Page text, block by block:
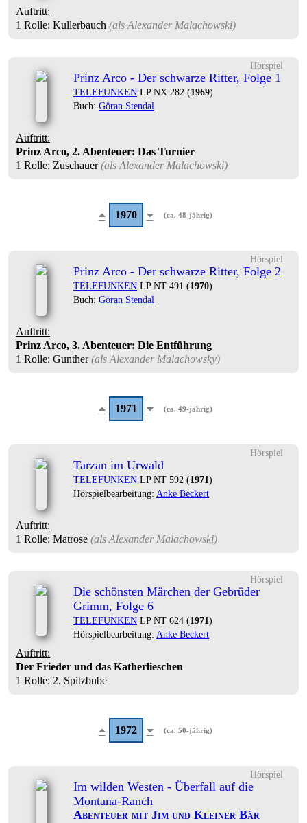
Auftritt:
1 Rolle: Kullerbauch (als Alexander Malachowski)
Hörspiel
Prinz Arco - Der schwarze Ritter, Folge 1
TELEFUNKEN LP NX 282 (1969)
Buch: Göran Stendal
Auftritt:
Prinz Arco, 2. Abenteuer: Das Turnier
1 Rolle: Zuschauer(als Alexander Malachowski)
1970 (ca. 48-jährig)
Hörspiel
Prinz Arco - Der schwarze Ritter, Folge 2
TELEFUNKEN LP NT 491 (1970)
Buch: Göran Stendal
Auftritt:
Prinz Arco, 3. Abenteuer: Die Entführung
1 Rolle: Gunther(als Alexander Malachowsky)
1971 (ca. 49-jährig)
Hörspiel
Tarzan im Urwald
TELEFUNKEN LP NT 592 (1971)
Hörspielbearbeitung: Anke Beckert
Auftritt:
1 Rolle: Matrose (als Alexander Malachowski)
Hörspiel
Die schönsten Märchen der Gebrüder
Grimm, Folge 6
TELEFUNKEN LP NT 624 (1971)
Hörspielbearbeitung: Anke Beckert
Auftritt:
Der Frieder und das Katherlieschen
1 Rolle: 2. Spitzbube
1972 (ca. 50-jährig)
Hörspiel
Im wilden Westen - Überfall auf die
Montana-Ranch
Abenteuer mit Jim und Kleiner Bär